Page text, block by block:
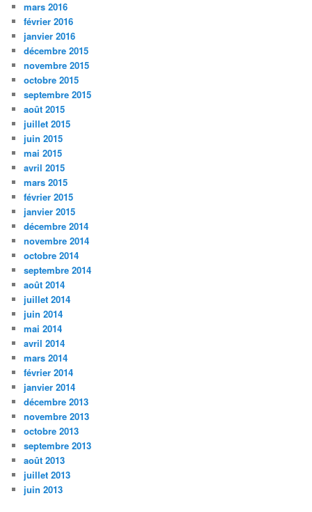
mars 2016
février 2016
janvier 2016
décembre 2015
novembre 2015
octobre 2015
septembre 2015
août 2015
juillet 2015
juin 2015
mai 2015
avril 2015
mars 2015
février 2015
janvier 2015
décembre 2014
novembre 2014
octobre 2014
septembre 2014
août 2014
juillet 2014
juin 2014
mai 2014
avril 2014
mars 2014
février 2014
janvier 2014
décembre 2013
novembre 2013
octobre 2013
septembre 2013
août 2013
juillet 2013
juin 2013